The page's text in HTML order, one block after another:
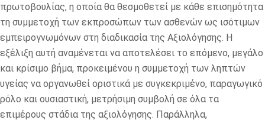
πρωτοβουλίας, η οποία θα θεσμοθετεί με κάθε επισημότητα
τη συμμετοχή των εκπροσώπων των ασθενών ως ισότιμων
εμπειρογνωμόνων στη διαδικασία της Αξιολόγησης. Η
εξέλιξη αυτή αναμένεται να αποτελέσει το επόμενο, μεγάλο
και κρίσιμο βήμα, προκειμένου η συμμετοχή των ληπτών
υγείας να οργανωθεί οριστικά με συγκεκριμένο, παραγωγικό
ρόλο και ουσιαστική, μετρήσιμη συμβολή σε όλα τα
επιμέρους στάδια της αξιολόγησης. Παράλληλα,